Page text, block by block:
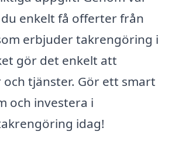
enkelt få offerter från
erbjuder takrengöring i
gör det enkelt att
tjänster. Gör ett smart
och investera i
idag!